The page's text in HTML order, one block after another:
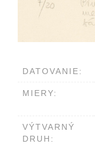
DATOVANIE:
MIERY:
VÝTVARNÝ
DRUH: